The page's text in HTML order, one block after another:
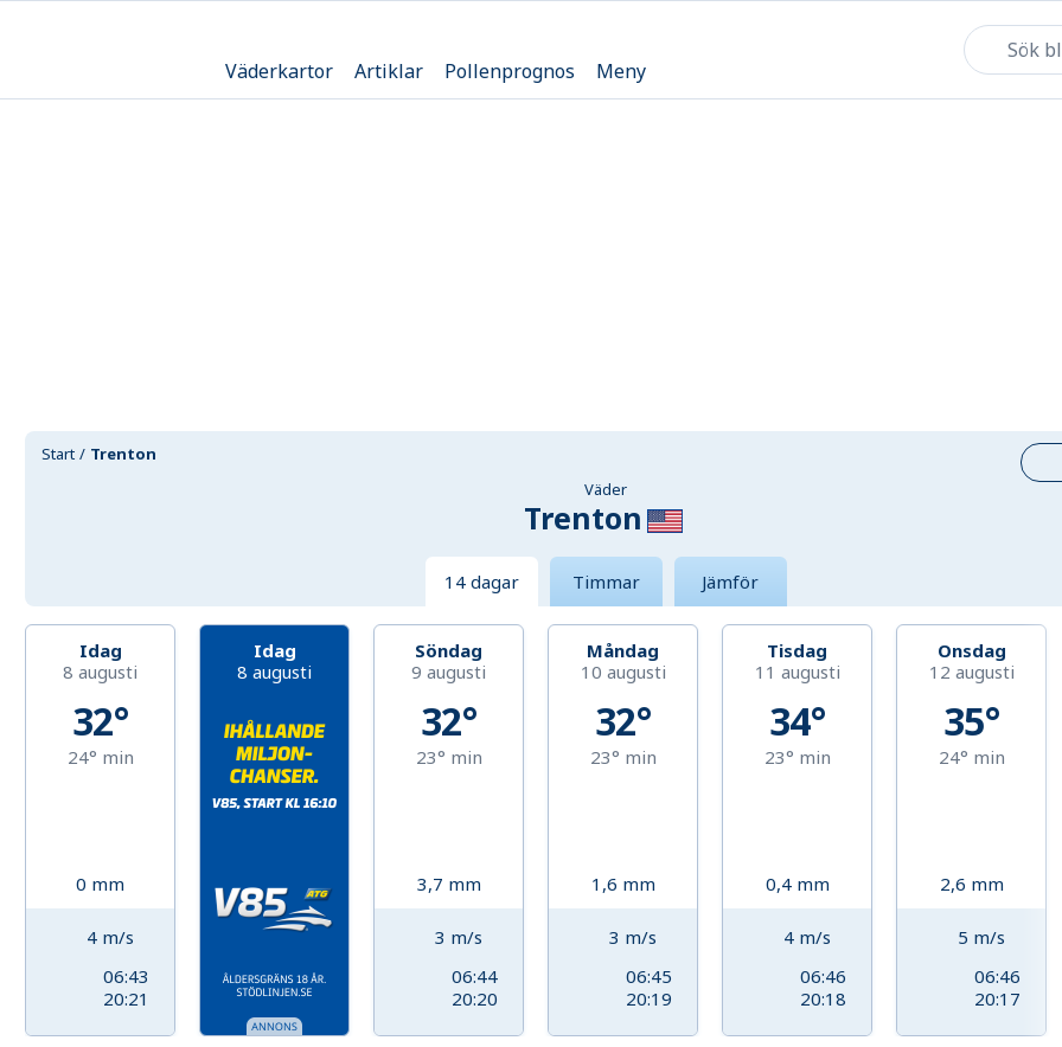
Väderkartor Artiklar Pollenprognos Meny
Start
Trenton
Väder
Trenton
14 dagar Timmar Jämför
Idag
8 augusti
32°
24° min
0 mm
4 m/s
06:43
20:21
Idag
8 augusti
Söndag
9 augusti
32°
23° min
3,7 mm
3 m/s
06:44
20:20
Måndag
10 augusti
32°
23° min
1,6 mm
3 m/s
06:45
20:19
Tisdag
11 augusti
34°
23° min
0,4 mm
4 m/s
06:46
20:18
Onsdag
12 augusti
35°
24° min
2,6 mm
5 m/s
06:46
20:17